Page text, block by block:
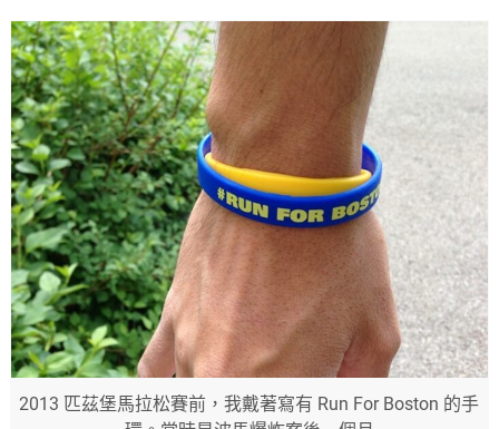
2013 匹茲堡馬拉松賽前，我戴著寫有 Run For Boston 的手